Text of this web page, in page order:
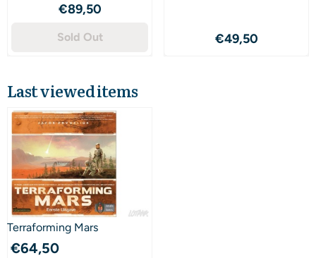
Price: 89,50
€89,50
Sold Out Price: 49,50
€49,50
Last viewed items
Terraforming Mars
€64,50